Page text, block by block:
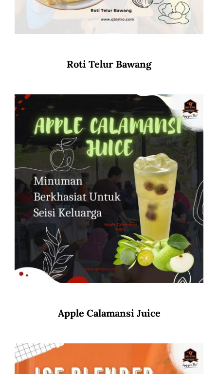
Roti Telur Bawang
Apple Calamansi Juice